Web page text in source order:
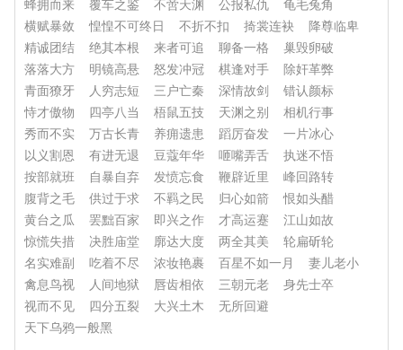
蜂拥而来
覆车之鉴 不啻天渊 公报私仇
龟毛兔角
横赋暴敛
惶惶不可终日 不折不扣 掎裳连袂
降尊临卑
精诚团结
绝其本根 来者可追 聊备一格
巢毁卵破
落落大方
明镜高悬 怒发冲冠 棋逢对手
除奸革弊
青面獠牙
人穷志短 三户亡秦 深情故剑
错认颜标
恃才傲物
四亭八当 梧鼠五技 天渊之别
相机行事
秀而不实
万古长青 养痈遗患 蹈厉奋发
一片冰心
以义割恩
有进无退 豆蔻年华 咂嘴弄舌
执迷不悟
按部就班
自暴自弃 发愤忘食 鞭辟近里
峰回路转
腹背之毛
供过于求 不羁之民 归心如箭
恨如头醋
黄台之瓜
罢黜百家 即兴之作 才高运蹇
江山如故
惊慌失措
决胜庙堂 廓达大度 两全其美
轮扁斫轮
名实难副
吃着不尽 浓妆艳裹 百星不如一月
妻儿老小
禽息鸟视
人间地狱 唇齿相依 三朝元老
身先士卒
视而不见
四分五裂 大兴土木
无所回避
天下乌鸦一般黑